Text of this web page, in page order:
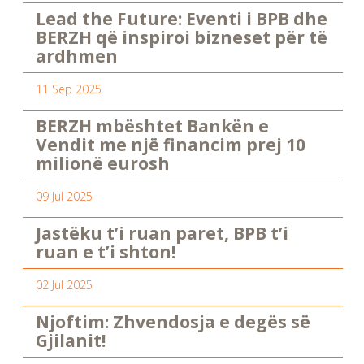
Lead the Future: Eventi i BPB dhe
BERZH që inspiroi bizneset për të
ardhmen
11 Sep 2025
BERZH mbështet Bankën e
Vendit me një financim prej 10
milionë eurosh
09 Jul 2025
Jastëku t’i ruan paret, BPB t’i
ruan e t’i shton!
02 Jul 2025
Njoftim: Zhvendosja e degës së
Gjilanit!